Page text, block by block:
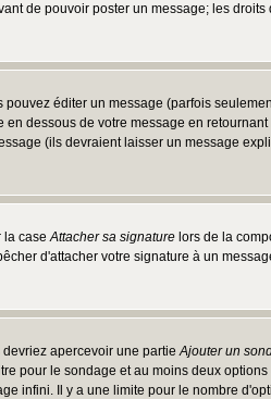
de pouvoir poster un message; les
éditer un message (parfois
dessous de votre message en
(ils devraient laisser un message
la caseAttacher sa signature lors de la
d'attacher votre signature à un
devriez apercevoir une partieAjouter un
pour le sondage et au moins deux
infini. Il y a une limite pour le nombre